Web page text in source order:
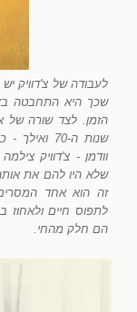
לעבודה של צ'דוויק
שכך היא התחבטה
הזמן. לצד שורה של
שנות ה-70
וודמן - צ'דוויק
שלא היו להם את
זה הוא אחד
לתפוס חיים ולאחוז
הם חלק מהחי.